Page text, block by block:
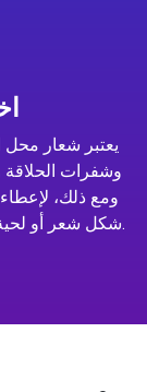
يعتبر شعار محل
وشفرات
ومع ذلك،
شكل شعر أو لحية يمكنها أيضًا التحدث نيابة عن علامتك التجارية.